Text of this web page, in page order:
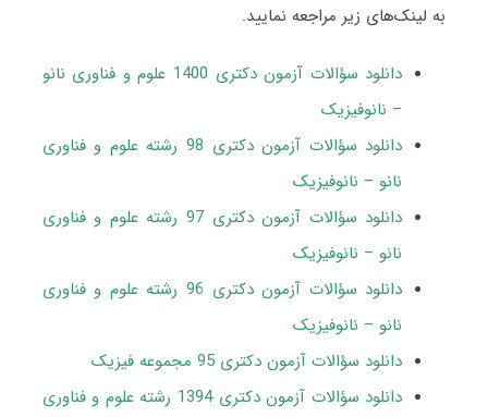
به لینک‌های زیر مراجعه نمایید.
دانلود سؤالات آزمون دکتری 1400 علوم و فناوری نانو
– نانوفیزیک
دانلود سؤالات آزمون دکتری 98 رشته علوم و فناوری
نانو – نانوفیزیک
دانلود سؤالات آزمون دکتری 97 رشته علوم و فناوری
نانو – نانوفیزیک
دانلود سؤالات آزمون دکتری 96 رشته علوم و فناوری
نانو – نانوفیزیک
دانلود سؤالات آزمون دکتری 95 مجموعه فیزیک
دانلود سؤالات آزمون دکتری 1394 رشته علوم و فناوری